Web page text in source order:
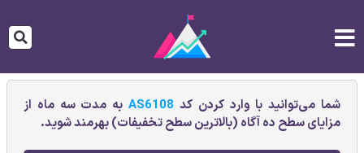
شما می‌توانید با وارد کردن کد AS6108به مدت سه ماه از
مزایای سطح ده آگاه (بالاترین سطح تخفیفات) بهرمند شوید.